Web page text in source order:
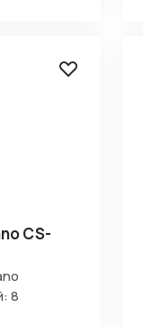
CS-
8